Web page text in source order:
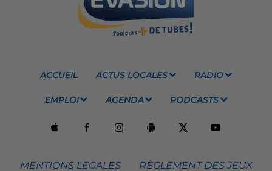
ACCUEIL ACTUS LOCALES RADIO
EMPLOI AGENDA PODCASTS
MENTIONS LEGALES RÈGLEMENT DES JEUX